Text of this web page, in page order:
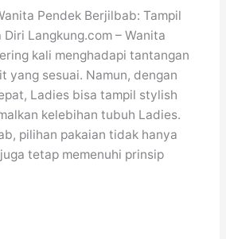
Pendek Berjilbab: Tampil
Langkung.com – Wanita
kali menghadapi tantangan
yang sesuai. Namun, dengan
Ladies bisa tampil stylish
kelebihan tubuh Ladies.
pilihan pakaian tidak hanya
tetap memenuhi prinsip